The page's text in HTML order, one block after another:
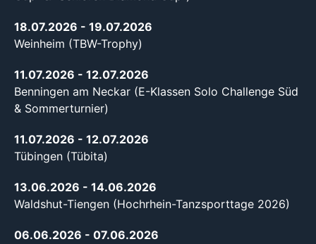
18.07.2026 - 19.07.2026
Weinheim (TBW-Trophy)
11.07.2026 - 12.07.2026
Benningen am Neckar (E-Klassen Solo Challenge Süd
& Sommerturnier)
11.07.2026 - 12.07.2026
Tübingen (Tübita)
13.06.2026 - 14.06.2026
Waldshut-Tiengen (Hochrhein-Tanzsporttage 2026)
06.06.2026 - 07.06.2026